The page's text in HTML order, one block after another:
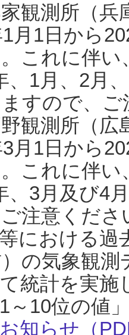
観測所（
月1日から
これに伴い
、1月、2月
すので、
観測所（
月1日から
これに伴い
、3月及び4
注意くだ
における過
）の気象観
統計を実
～10位の値
お知らせ（